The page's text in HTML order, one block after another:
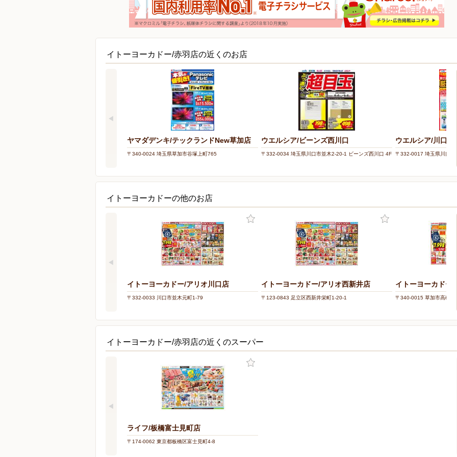
イトーヨーカドー/赤羽店の近くのお店
ヤマダデンキ/テックランドNew草加店
〒340-0024 埼玉県草加市谷塚上町765
ウエルシア/ビーンズ西川口
〒332-0034 埼玉県川口市並木2-20-1 ビーンズ西川口 4F
ウエルシア/川口栄
〒332-0017 埼玉県川口市
イトーヨーカドーの他のお店
イトーヨーカドー/アリオ川口店
〒332-0033 川口市並木元町1-79
イトーヨーカドー/アリオ西新井店
〒123-0843 足立区西新井栄町1-20-1
イトーヨーカドー/
〒340-0015 草加市高砂2-
イトーヨーカドー/赤羽店の近くのスーパー
ライフ/板橋富士見町店
〒174-0062 東京都板橋区富士見町4-8